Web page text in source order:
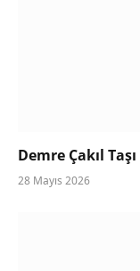
Demre Çakıl Taşı
28 Mayıs 2026